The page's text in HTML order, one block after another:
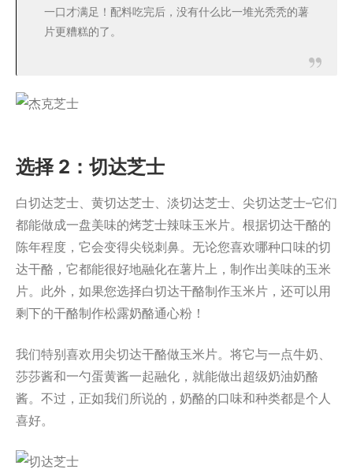
一口才满足！配料吃完后，没有什么比一堆光秃秃的薯
片更糟糕的了。
选择 2：切达芝士
白切达芝士、黄切达芝士、淡切达芝士、尖切达芝士–它们
都能做成一盘美味的烤芝士辣味玉米片。根据切达干酪的
陈年程度，它会变得尖锐刺鼻。无论您喜欢哪种口味的切
达干酪，它都能很好地融化在薯片上，制作出美味的玉米
片。此外，如果您选择白切达干酪制作玉米片，还可以用
剩下的干酪制作松露奶酪通心粉！
我们特别喜欢用尖切达干酪做玉米片。将它与一点牛奶、
莎莎酱和一勺蛋黄酱一起融化，就能做出超级奶油奶酪
酱。不过，正如我们所说的，奶酪的口味和种类都是个人
喜好。